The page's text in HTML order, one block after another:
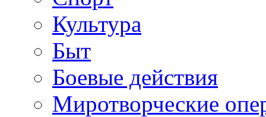
Культура
Быт
Боевые действия
Миротворческие